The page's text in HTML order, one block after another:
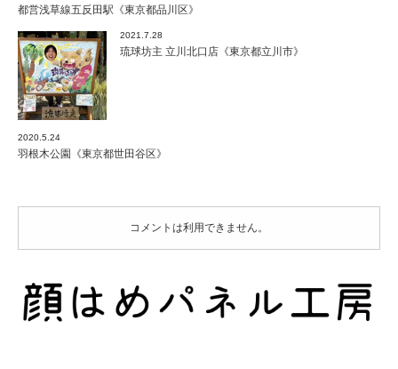
都営浅草線五反田駅《東京都品川区》
2021.7.28
琉球坊主 立川北口店《東京都立川市》
2020.5.24
羽根木公園《東京都世田谷区》
コメントは利用できません。